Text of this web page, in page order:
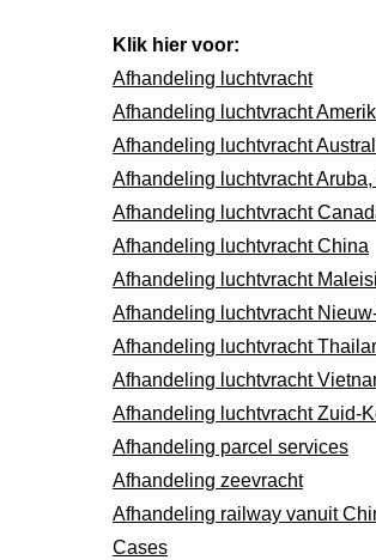
Klik hier voor:
Afhandeling luchtvracht
Afhandeling luchtvracht
Afhandeling luchtvracht
Afhandeling luchtvracht
Afhandeling luchtvracht
Afhandeling luchtvracht China
Afhandeling luchtvracht
Afhandeling luchtvracht
Afhandeling luchtvracht
Afhandeling luchtvracht
Afhandeling luchtvracht Zuid-
Afhandeling parcel services
Afhandeling zeevracht
Afhandeling railway vanuit
Cases